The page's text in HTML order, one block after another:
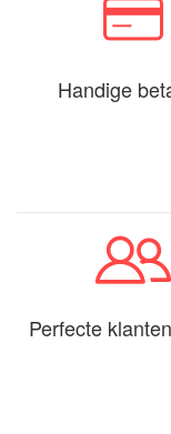
Handige
Perfecte